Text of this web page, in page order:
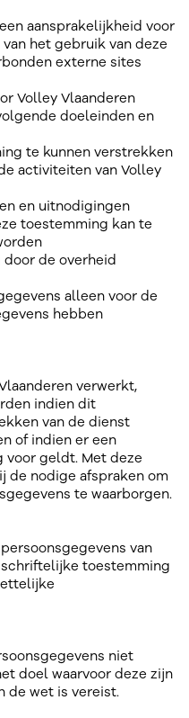
aansprakelijkheid voor
het gebruik van deze
externe sites
Volley Vlaanderen
doeleinden en
te kunnen verstrekken
activiteiten van Volley
en uitnodigingen
toestemming kan te
de overheid
alleen voor de
hebben
verwerkt,
indien dit
van de dienst
of indien er een
geldt. Met deze
de nodige afspraken om
te waarborgen.
van
toestemming
niet
doel waarvoor deze zijn
de wet is vereist.